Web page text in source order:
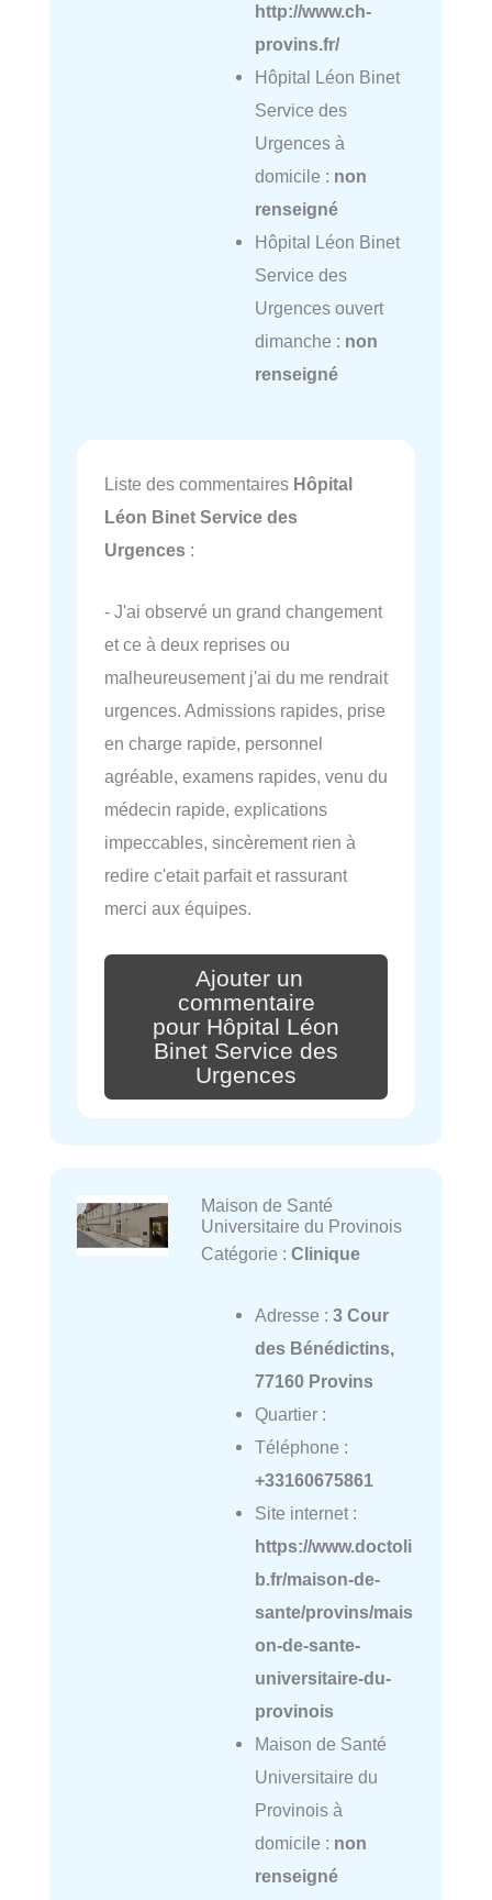
http://www.ch-
provins.fr/
Hôpital Léon Binet
Service des
Urgences à
domicile : non
renseigné
Hôpital Léon Binet
Service des
Urgences ouvert
dimanche : non
renseigné
Liste des commentaires Hôpital
Léon Binet Service des
Urgences :
- J'ai observé un grand changement
et ce à deux reprises ou
malheureusement j'ai du me rendrait
urgences. Admissions rapides, prise
en charge rapide, personnel
agréable, examens rapides, venu du
médecin rapide, explications
impeccables, sincèrement rien à
redire c'etait parfait et rassurant
merci aux équipes.
Ajouter un
commentaire
pour Hôpital Léon
Binet Service des
Urgences
Maison de Santé
Universitaire du Provinois
Catégorie : Clinique
Adresse : 3 Cour
des Bénédictins,
77160 Provins
Quartier :
Téléphone :
+33160675861
Site internet :
https://www.doctoli
b.fr/maison-de-
sante/provins/mais
on-de-sante-
universitaire-du-
provinois
Maison de Santé
Universitaire du
Provinois à
domicile : non
renseigné